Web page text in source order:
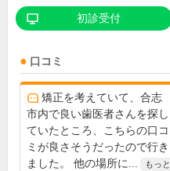
初診受付
口コミ
矯正を考えていて、合志
市内で良い歯医者さんを探し
ていたところ、こちらの口コ
ミが良さそうだったので行き
ました。 他の場所に...
もっと